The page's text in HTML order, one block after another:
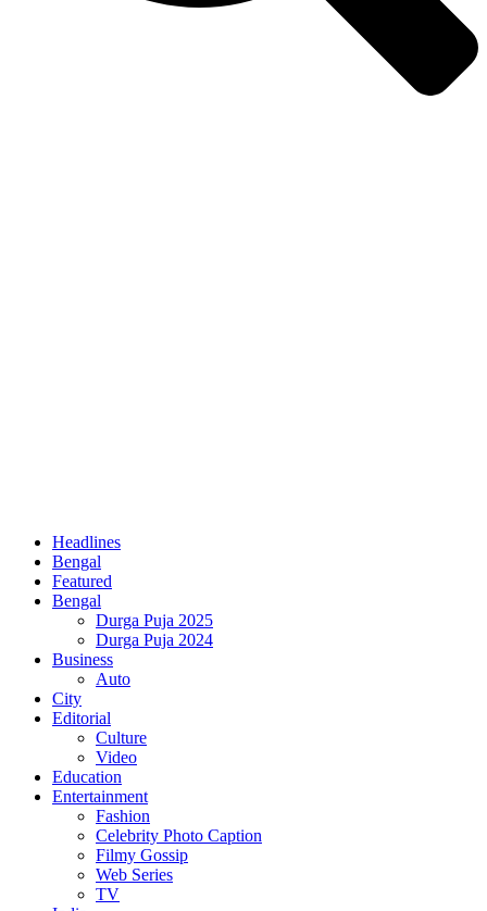
Headlines
Bengal
Featured
Bengal
Durga Puja 2025
Durga Puja 2024
Business
Auto
City
Editorial
Culture
Video
Education
Entertainment
Fashion
Celebrity Photo Caption
Filmy Gossip
Web Series
TV